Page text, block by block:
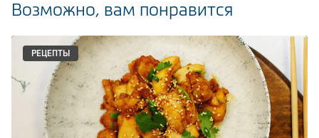
Возможно, вам понравится
РЕЦЕПТЫ